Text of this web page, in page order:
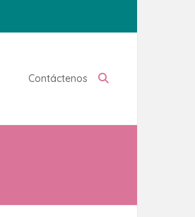
Contáctenos